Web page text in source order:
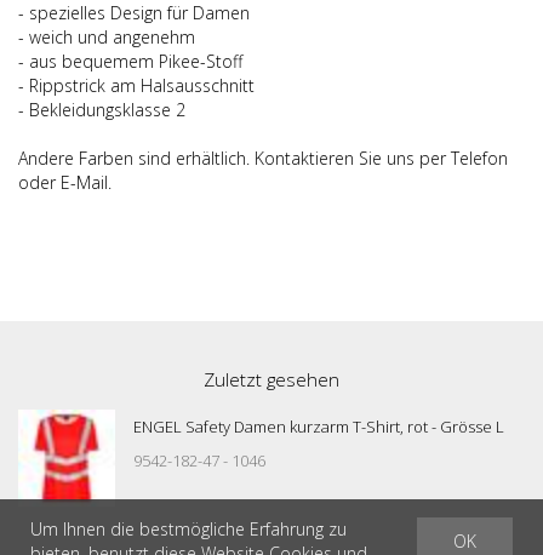
- spezielles Design für Damen
- weich und angenehm
- aus bequemem Pikee-Stoff
- Rippstrick am Halsausschnitt
- Bekleidungsklasse 2
Andere Farben sind erhältlich. Kontaktieren Sie uns per Telefon
oder E-Mail.
Zuletzt gesehen
ENGEL Safety Damen kurzarm T-Shirt, rot - Grösse L
9542-182-47 - 1046
OK
Um Ihnen die bestmögliche Erfahrung zu